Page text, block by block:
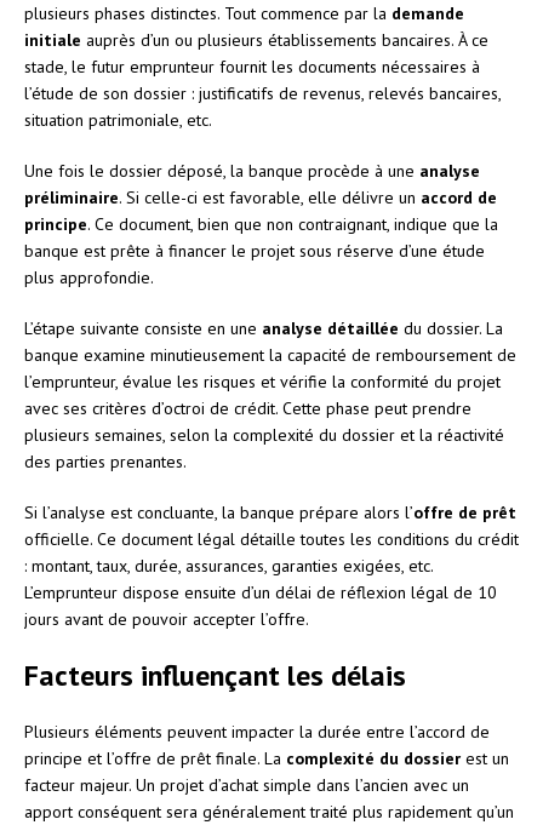
plusieurs phases distinctes. Tout commence par la demande
initiale auprès d’un ou plusieurs établissements bancaires. À ce
stade, le futur emprunteur fournit les documents nécessaires à
l’étude de son dossier : justificatifs de revenus, relevés bancaires,
situation patrimoniale, etc.
Une fois le dossier déposé, la banque procède à une analyse
préliminaire. Si celle-ci est favorable, elle délivre un accord de
principe. Ce document, bien que non contraignant, indique que la
banque est prête à financer le projet sous réserve d’une étude
plus approfondie.
L’étape suivante consiste en une analyse détaillée du dossier. La
banque examine minutieusement la capacité de remboursement de
l’emprunteur, évalue les risques et vérifie la conformité du projet
avec ses critères d’octroi de crédit. Cette phase peut prendre
plusieurs semaines, selon la complexité du dossier et la réactivité
des parties prenantes.
Si l’analyse est concluante, la banque prépare alors l’offre de prêt
officielle. Ce document légal détaille toutes les conditions du crédit
: montant, taux, durée, assurances, garanties exigées, etc.
L’emprunteur dispose ensuite d’un délai de réflexion légal de 10
jours avant de pouvoir accepter l’offre.
Facteurs influençant les délais
Plusieurs éléments peuvent impacter la durée entre l’accord de
principe et l’offre de prêt finale. La complexité du dossier est un
facteur majeur. Un projet d’achat simple dans l’ancien avec un
apport conséquent sera généralement traité plus rapidement qu’un